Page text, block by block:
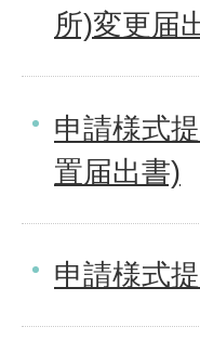
所)変更届
申請様式
置届出書)
申請様式